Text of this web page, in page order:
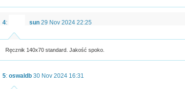
4: sun 29 Nov 2024 22:25
Ręcznik 140x70 standard. Jakość spoko.
5: oswaldb 30 Nov 2024 16:31